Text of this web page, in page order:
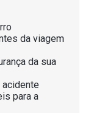
da viagem
da sua
para a